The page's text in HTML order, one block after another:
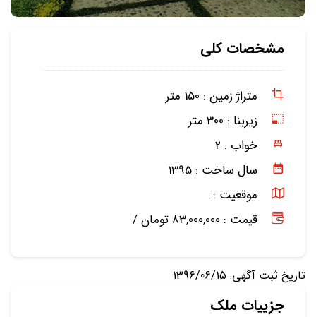
مشخصات کلی
متراژ زمین : 150 متر
زیربنا : 300 متر
خواب : 2
سال ساخت : 1395
موقعیت :
قیمت : 83,000,000 تومان /
تاریخ ثبت آگهی: 1396/06/15
جزییات ملک